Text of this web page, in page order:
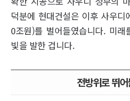
덕분에 현대건설은 이후 사우디
0조원)를 벌어들였습니다. 미
빛을 발한 겁니다.
전방위로 뛰